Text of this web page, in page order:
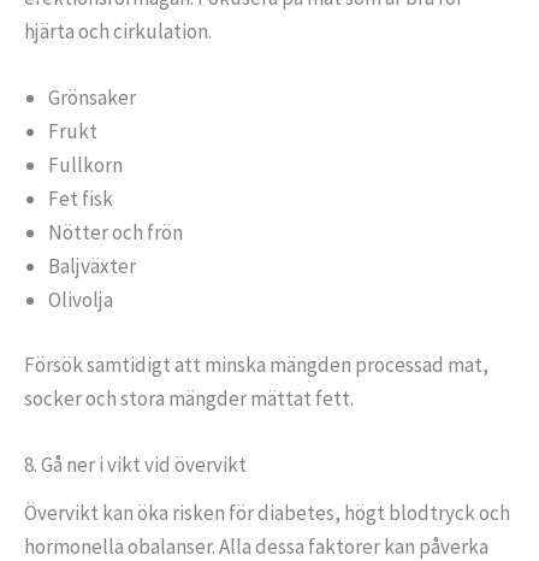
hjärta och cirkulation.
Grönsaker
Frukt
Fullkorn
Fet fisk
Nötter och frön
Baljväxter
Olivolja
Försök samtidigt att minska mängden processad mat,
socker och stora mängder mättat fett.
8. Gå ner i vikt vid övervikt
Övervikt kan öka risken för diabetes, högt blodtryck och
hormonella obalanser. Alla dessa faktorer kan påverka